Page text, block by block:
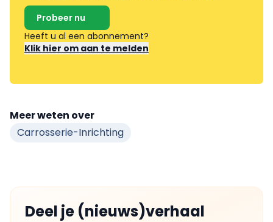
Probeer nu
Heeft u al een abonnement?
Klik hier om aan te melden
Meer weten over
Carrosserie-Inrichting
Deel je (nieuws)verhaal